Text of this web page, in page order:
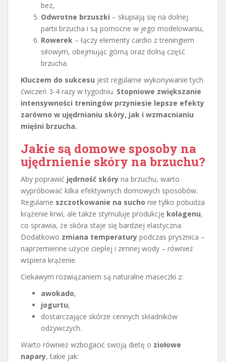
bez,
Odwrotne brzuszki – skupiają się na dolnej
partii brzucha i są pomocne w jego modelowaniu,
Rowerek – łączy elementy cardio z treningiem
siłowym, obejmując górną oraz dolną część
brzucha.
Kluczem do sukcesu jest regularne wykonywanie tych
ćwiczeń 3-4 razy w tygodniu. Stopniowe zwiększanie
intensywności treningów przyniesie lepsze efekty
zarówno w ujędrnianiu skóry, jak i wzmacnianiu
mięśni brzucha.
Jakie są domowe sposoby na
ujędrnienie skóry na brzuchu?
Aby poprawić jędrność skóry na brzuchu, warto
wypróbować kilka efektywnych domowych sposobów.
Regularne szczotkowanie na sucho nie tylko pobudza
krążenie krwi, ale także stymuluje produkcję kolagenu,
co sprawia, że skóra staje się bardziej elastyczna.
Dodatkowo zmiana temperatury podczas prysznica –
naprzemienne użycie ciepłej i zimnej wody – również
wspiera krążenie.
Ciekawym rozwiązaniem są naturalne maseczki z:
awokado,
jogurtu,
dostarczające skórze cennych składników
odżywczych.
Warto również wzbogacić swoją dietę o ziołowe
napary, takie jak: